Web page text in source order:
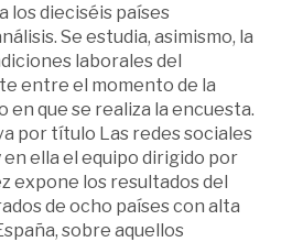
los dieciséis países
Se estudia, asimismo, la
laborales del
entre el momento de la
en que se realiza la encuesta.
por título Las redes sociales
ella el equipo dirigido por
expone los resultados del
de ocho países con alta
sobre aquellos